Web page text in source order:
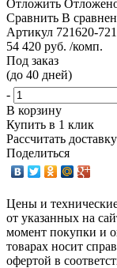
Отложить
Сравнить В
Артикул 721620-
54 420 руб. /комп.
Под заказ
(до 40 дней)
-
В корзину
Купить в 1 клик
Рассчитать доставку
Поделиться
Цены и
от указанных на
момент покупки и
товарах носит
офертой в